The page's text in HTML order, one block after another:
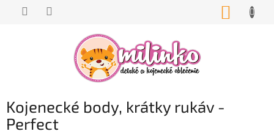
Kojenecké body, krátky rukáv -
Perfect